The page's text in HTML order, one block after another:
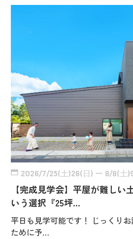
2026/7/25(土)26(日) ー 8/8(土
【完成見学会】平屋が難しい
いう選択『25坪…
平日も見学可能です！ じっくり
ために予…